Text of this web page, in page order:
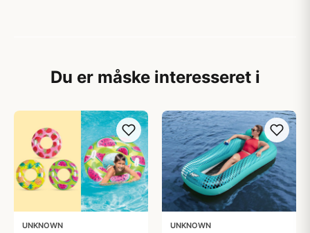
Du er måske interesseret i
UNKNOWN UNKNOWN